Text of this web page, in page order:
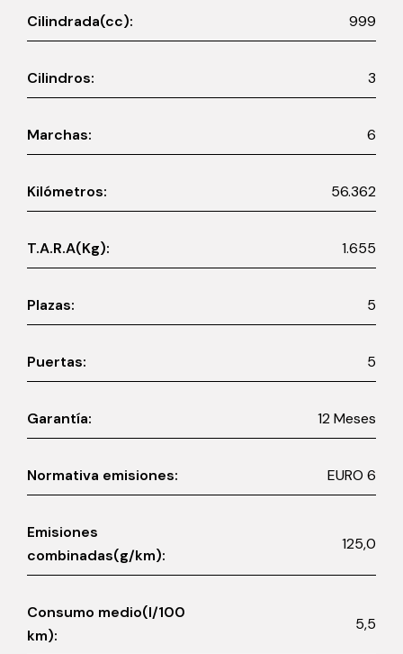
Cilindrada(cc): 999
Cilindros: 3
Marchas: 6
Kilómetros: 56.362
T.A.R.A(Kg): 1.655
Plazas: 5
Puertas: 5
Garantía: 12 Meses
Normativa emisiones: EURO 6
Emisiones
combinadas(g/km):
125,0
Consumo medio(l/100
km):
5,5